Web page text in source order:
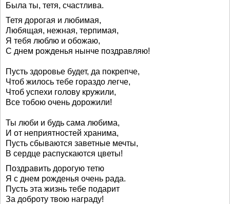
Была ты, тетя, счастлива.
Тетя дорогая и любимая,
Любящая, нежная, терпимая,
Я тебя люблю и обожаю,
С днем рожденья нынче поздравляю!
Пусть здоровье будет, да покрепче,
Чтоб жилось тебе гораздо легче,
Чтоб успехи голову кружили,
Все тобою очень дорожили!
Ты люби и будь сама любима,
И от неприятностей хранима,
Пусть сбываются заветные мечты,
В сердце распускаются цветы!
Поздравить дорогую тетю
Я с днем рожденья очень рада.
Пусть эта жизнь тебе подарит
За доброту твою награду!